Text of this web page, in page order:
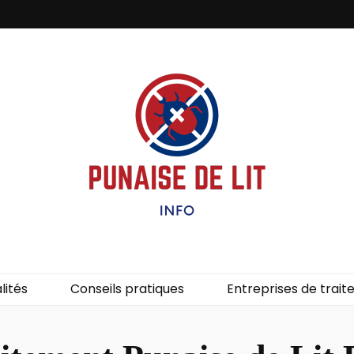
Conseils pratiques Entreprises de